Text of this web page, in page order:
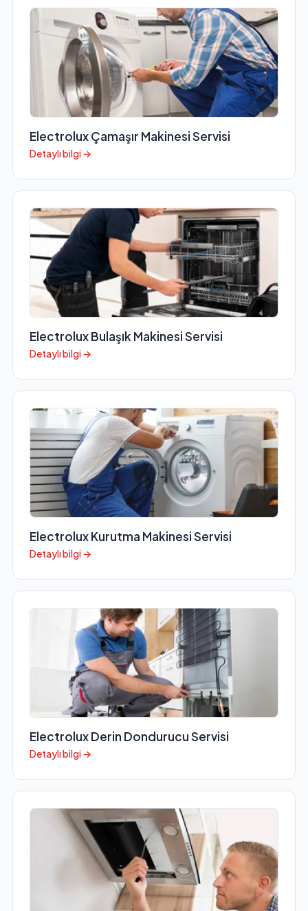
Electrolux Çamaşır Makinesi Servisi
Detaylı bilgi →
Electrolux Bulaşık Makinesi Servisi
Detaylı bilgi →
Electrolux Kurutma Makinesi Servisi
Detaylı bilgi →
Electrolux Derin Dondurucu Servisi
Detaylı bilgi →